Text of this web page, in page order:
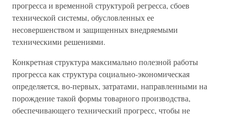
прогресса и временной структурой регресса, сбоев
технической системы, обусловленных ее
несовершенством и защищенных внедряемыми
техническими решениями.
Конкретная структура максимально полезной работы
прогресса как структура социально-экономическая
определяется, во-первых, затратами, направленными на
порождение такой формы товарного производства,
обеспечивающего технический прогресс, чтобы не